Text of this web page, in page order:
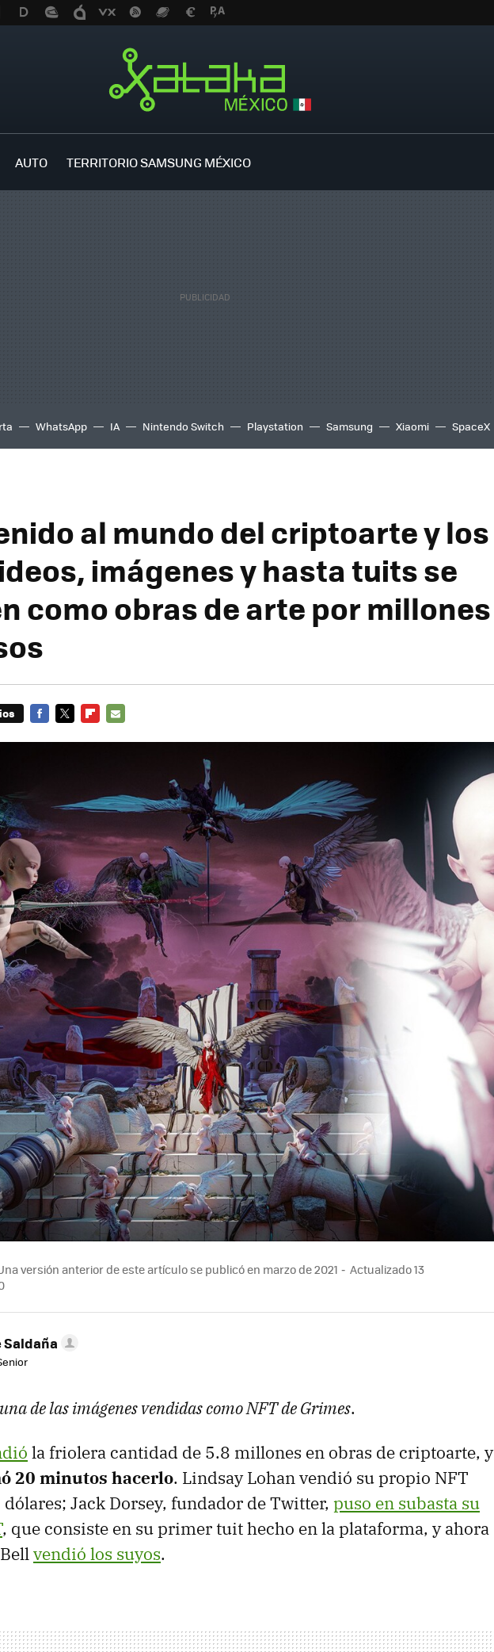
AUTO TERRITORIO SAMSUNG MÉXICO
WhatsApp IA Nintendo Switch Playstation Samsung Xiaomi SpaceX
al mundo del criptoarte y los
imágenes y hasta tuits se
como obras de arte por millones
versión anterior de este artículo se publicó en marzo de 2021
Actualizado 13
Saldaña
de las imágenes vendidas como NFT de Grimes.
la friolera cantidad de 5.8 millones en obras de criptoarte, y
20 minutos hacerlo. Lindsay Lohan vendió su propio NFT
Jack Dorsey, fundador de Twitter, puso en subasta su
, que consiste en su primer tuit hecho en la plataforma, y ahora
vendió los suyos.